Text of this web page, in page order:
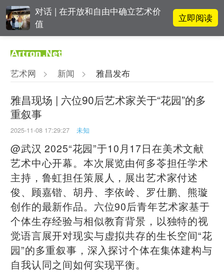
对话 | 在开放和自由中确立艺术价
值
立即阅读
为策展式艺术商业综合体？
李铁夫冯钢百领衔 作为群体的早期
粤籍留美艺术家
翟莫梵：绘画少年的广阔天空
艺术网 > 新闻 > 雅昌发布
雅昌现场 | 六位90后艺术家关于“花园”的多
重叙事
2025-11-08 17:29:27 未知
@武汉 2025“花园”于10月17日在美术文献
艺术中心开幕。本次展览由何多苓担任学术
主持，鲁虹担任策展人，展出艺术家付述
俊、顾嘉锴、胡丹、李依岭、罗仕鹏、熊璇
创作的最新作品。六位90后青年艺术家基于
个体生存经验与相似教育背景，以独特的视
觉语言展开对现实与虚拟共存的生长空间“花
园”的多重叙事，深入探讨个体在集体建构与
自我认同之间如何实现平衡。